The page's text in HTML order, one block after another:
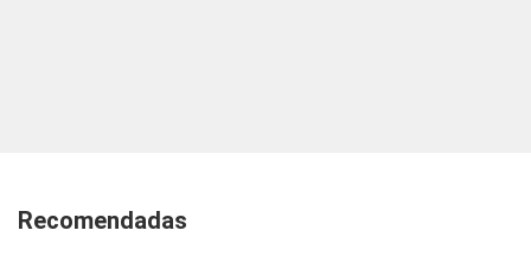
Recomendadas